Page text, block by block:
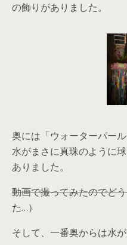
の飾りがありました。
奥には「ウォーターパール
水がまさに真珠のように
ありました。
動画で撮ってみたのでど
た…）
そして、一番奥からは水